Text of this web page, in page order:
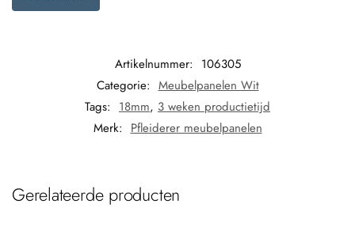
Artikelnummer: 106305
Categorie: Meubelpanelen Wit
Tags: 18mm, 3 weken productietijd
Merk: Pfleiderer meubelpanelen
Gerelateerde producten